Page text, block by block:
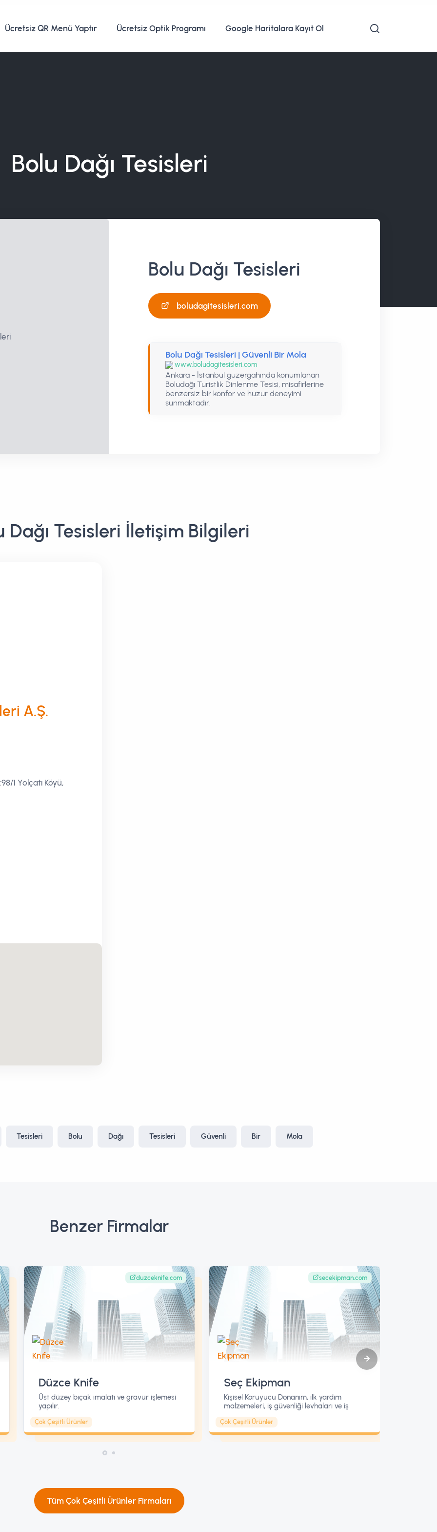
Ücretsiz QR Menü Yaptır Ücretsiz Optik Programı Google Haritalara Kayıt Ol
Bolu Dağı Tesisleri
Bolu Dağı Tesisleri
boludagitesisleri.com
Bolu Dağı Tesisleri | Güvenli Bir Mola
www.boludagitesisleri.com
Ankara - İstanbul güzergahında konumlanan
Boludağı Turistlik Dinlenme Tesisi, misafirlerine
benzersiz bir konfor ve huzur deneyimi
sunmaktadır.
Dağı Tesisleri İletişim Bilgileri
A.Ş.
1 Yolçatı Köyü,
Tesisleri Bolu Dağı Tesisleri Güvenli Bir Mola
Benzer Firmalar
Çok Çeşitli Ürünler
duzceknife.com
Düzce Knife
Üst düzey bıçak imalatı ve gravür işlemesi
yapılır.
Çok Çeşitli Ürünler
secekipman.com
Seç Ekipman
Kişisel Koruyucu Donanım, ilk yardım
malzemeleri, iş güvenliği levhaları ve iş
Tüm Çok Çeşitli Ürünler Firmaları